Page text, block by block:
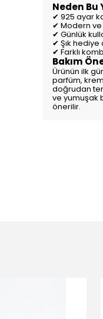
Neden Bu
✔ 925 ayar
✔ Modern ve
✔ Günlük
✔ Şık
✔ Farklı
Bakım
Ürünün ilk
parfüm,
doğrudan
ve yumuşak
önerilir.